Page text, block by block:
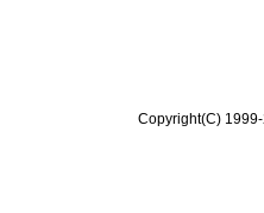
Copyright(C)